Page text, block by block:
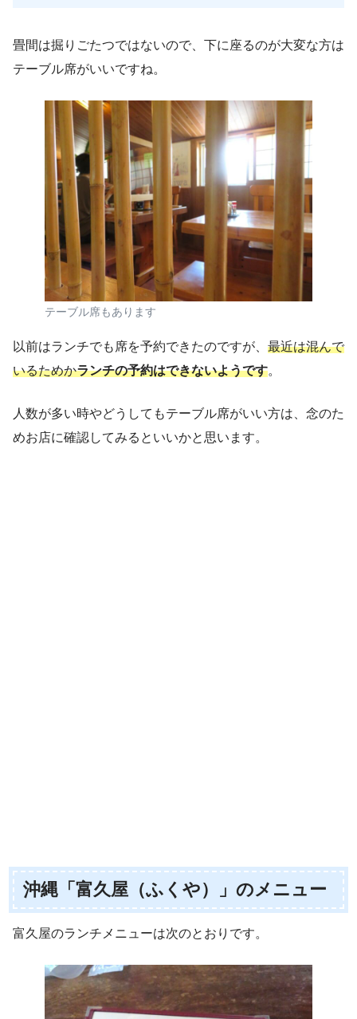
畳間は掘りごたつではないので、下に座るのが大変な方は
テーブル席がいいですね。
テーブル席もあります
以前はランチでも席を予約できたのですが、 最近は混んで
いるためかランチの予約はできないようです。
人数が多い時やどうしてもテーブル席がいい方は、念のた
めお店に確認してみるといいかと思います。
沖縄「富久屋（ふくや）」のメニュー
富久屋のランチメニューは次のとおりです。